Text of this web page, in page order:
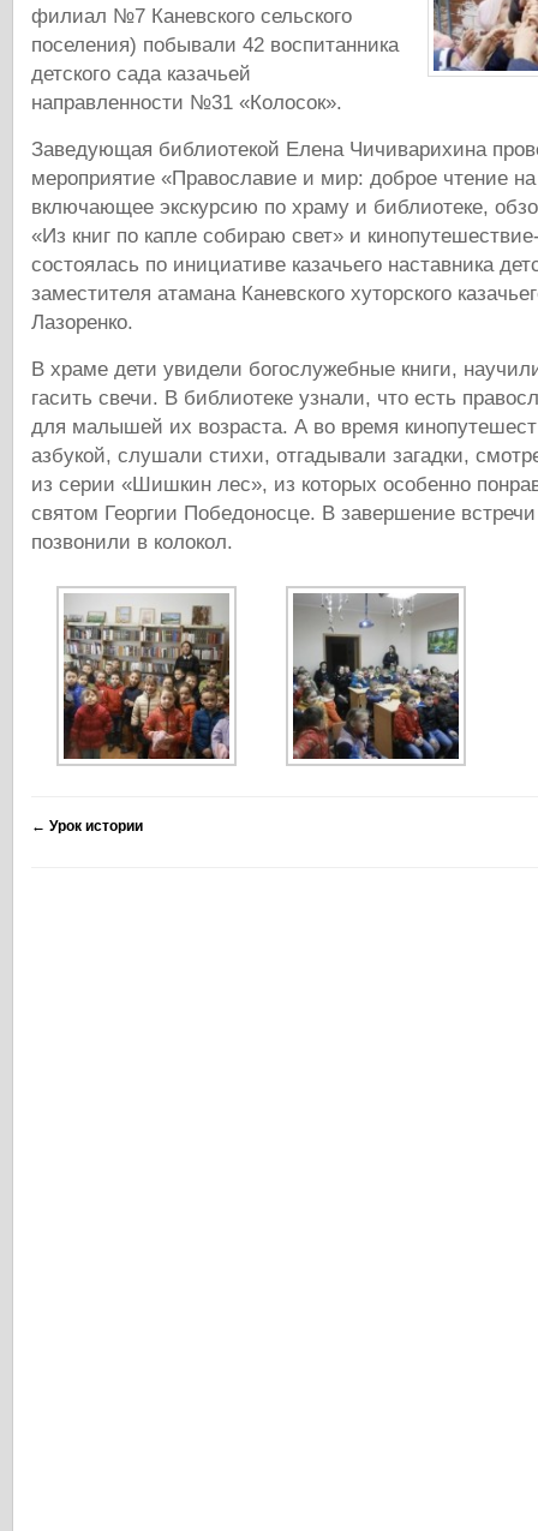
филиал №7 Каневского сельского
поселения) побывали 42 воспитанника
детского сада казачьей
направленности №31 «Колосок».
Заведующая библиотекой Елена Чичиварихина
мероприятие «Православие и мир: доброе чтение
включающее экскурсию по храму и библиотеке,
«Из книг по капле собираю свет» и
состоялась по инициативе казачьего наставника
заместителя атамана Каневского хуторского
Лазоренко.
В храме дети увидели богослужебные книги,
гасить свечи. В библиотеке узнали, что есть
для малышей их возраста. А во время
азбукой, слушали стихи, отгадывали загадки,
из серии «Шишкин лес», из которых особенно
святом Георгии Победоносце. В завершение встречи
позвонили в колокол.
← Урок истории